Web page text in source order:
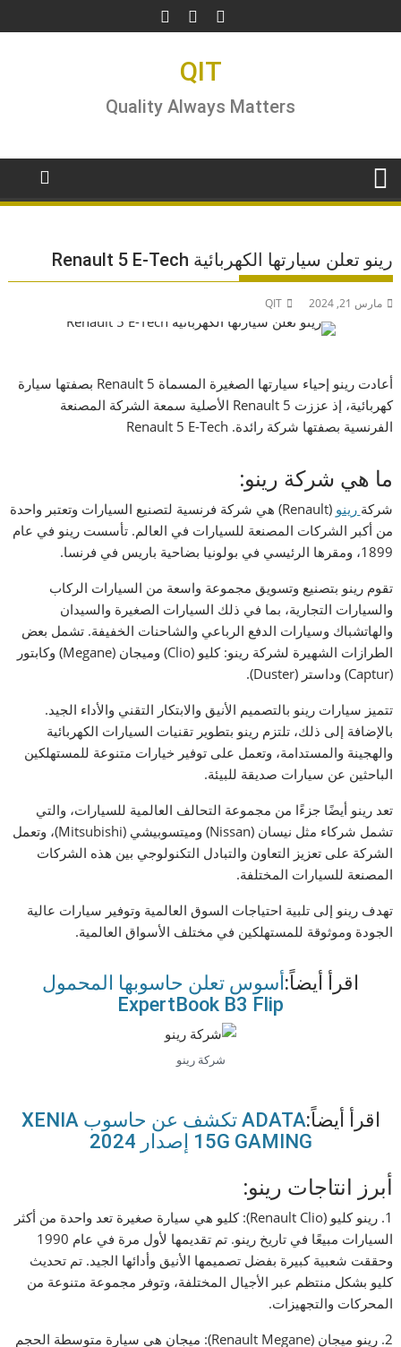
to
QIT
Quality Always Matters
رينو تعلن سيارتها الكهربائية Renault 5 E-Tech
مارس 21, 2024 QIT
أعادت رينو إحياء سيارتها الصغيرة المسماة Renault 5 بصفتها سيارة
كهربائية، إذ عززت Renault 5 الأصلية سمعة الشركة المصنعة
الفرنسية بصفتها شركة رائدة. Renault 5 E-Tech
ما هي شركة رينو:
شركة رينو
(Renault) هي شركة فرنسية لتصنيع السيارات وتعتبر واحدة
من أكبر الشركات المصنعة للسيارات في العالم. تأسست رينو في عام
1899، ومقرها الرئيسي في بولونيا بضاحية باريس في فرنسا.
تقوم رينو بتصنيع وتسويق مجموعة واسعة من السيارات الركاب
والسيارات التجارية، بما في ذلك السيارات الصغيرة والسيدان
والهاتشباك وسيارات الدفع الرباعي والشاحنات الخفيفة. تشمل بعض
الطرازات الشهيرة لشركة رينو: كليو (Clio) وميجان (Megane) وكابتور
(Captur) وداستر (Duster).
تتميز سيارات رينو بالتصميم الأنيق والابتكار التقني والأداء الجيد.
بالإضافة إلى ذلك، تلتزم رينو بتطوير تقنيات السيارات الكهربائية
والهجينة والمستدامة، وتعمل على توفير خيارات متنوعة للمستهلكين
الباحثين عن سيارات صديقة للبيئة.
تعد رينو أيضًا جزءًا من مجموعة التحالف العالمية للسيارات، والتي
تشمل شركاء مثل نيسان (Nissan) وميتسوبيشي (Mitsubishi)، وتعمل
الشركة على تعزيز التعاون والتبادل التكنولوجي بين هذه الشركات
المصنعة للسيارات المختلفة.
تهدف رينو إلى تلبية احتياجات السوق العالمية وتوفير سيارات عالية
الجودة وموثوقة للمستهلكين في مختلف الأسواق العالمية.
اقرأ أيضاً:أسوس تعلن حاسوبها المحمول
ExpertBook B3 Flip
شركة رينو
اقرأ أيضاً:
ADATA تكشف عن حاسوب XENIA
15G GAMING إصدار 2024
أبرز انتاجات رينو:
1. رينو كليو (Renault Clio): كليو هي سيارة صغيرة تعد واحدة من أكثر
السيارات مبيعًا في تاريخ رينو. تم تقديمها لأول مرة في عام 1990
وحققت شعبية كبيرة بفضل تصميمها الأنيق وأدائها الجيد. تم تحديث
كليو بشكل منتظم عبر الأجيال المختلفة، وتوفر مجموعة متنوعة من
المحركات والتجهيزات.
2. رينو ميجان (Renault Megane): ميجان هي سيارة متوسطة الحجم